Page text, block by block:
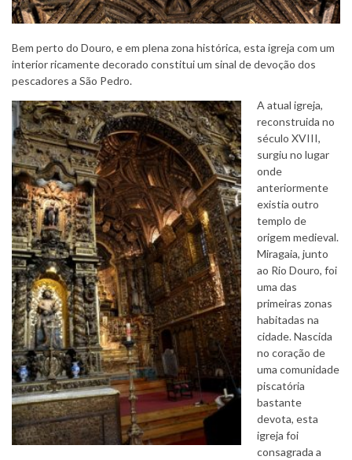
Bem perto do Douro, e em plena zona histórica, esta igreja com um
interior ricamente decorado constitui um sinal de devoção dos
pescadores a São Pedro.
A atual igreja,
reconstruida no
século XVIII,
surgiu no lugar
onde
anteriormente
existia outro
templo de
origem medieval.
Miragaia, junto
ao Rio Douro, foi
uma das
primeiras zonas
habitadas na
cidade. Nascida
no coração de
uma comunidade
piscatória
bastante
devota, esta
igreja foi
consagrada a